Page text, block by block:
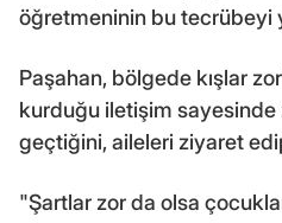
öğretmeninin bu tecrübeyi
Paşahan, bölgede kışlar
kurduğu iletişim sayesinde
geçtiğini, aileleri ziyaret
"Şartlar zor da olsa